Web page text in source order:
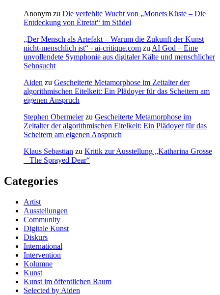
Anonym zu Die verfehlte Wucht von „Monets Küste – Die
Entdeckung von Étretat“ im Städel
„Der Mensch als Artefakt – Warum die Zukunft der Kunst
nicht-menschlich ist“ - ai-critique.com zu AI God – Eine
unvollendete Symphonie aus digitaler Kälte und menschlicher
Sehnsucht
Aiden zu Gescheiterte Metamorphose im Zeitalter der
algorithmischen Eitelkeit: Ein Plädoyer für das Scheitern am
eigenen Anspruch
Stephen Obermeierzu Gescheiterte Metamorphose im
Zeitalter der algorithmischen Eitelkeit: Ein Plädoyer für das
Scheitern am eigenen Anspruch
Klaus Sebastian zu Kritik zur Ausstellung „Katharina Grosse
– The Sprayed Dear“
Categories
Artist
Ausstellungen
Community
Digitale Kunst
Diskurs
International
Intervention
Kolumne
Kunst
Kunst im öffentlichen Raum
Selected by Aiden